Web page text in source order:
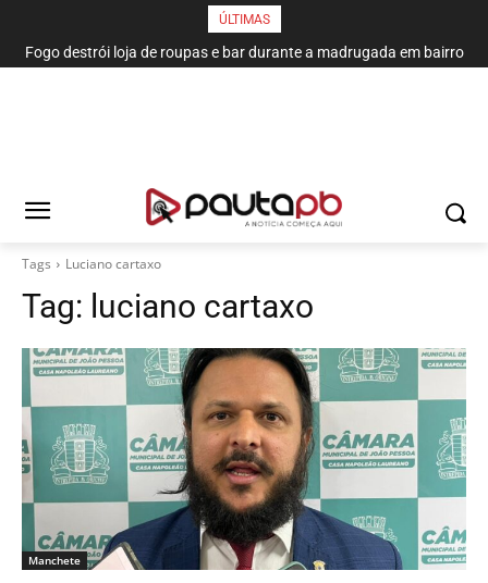
ÚLTIMAS
Fogo destrói loja de roupas e bar durante a madrugada em bairro
de João Pessoa
Tags Luciano cartaxo
Tag: luciano cartaxo
Manchete